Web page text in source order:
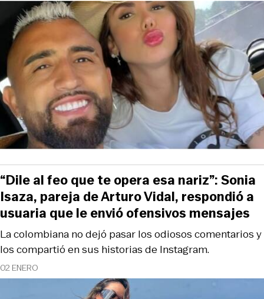
02 ENERO
La colombiana no dejó pasar los odiosos comentarios y
los compartió en sus historias de Instagram.
“Dile al feo que te opera esa nariz”: Sonia
Isaza, pareja de Arturo Vidal, respondió a
usuaria que le envió ofensivos mensajes